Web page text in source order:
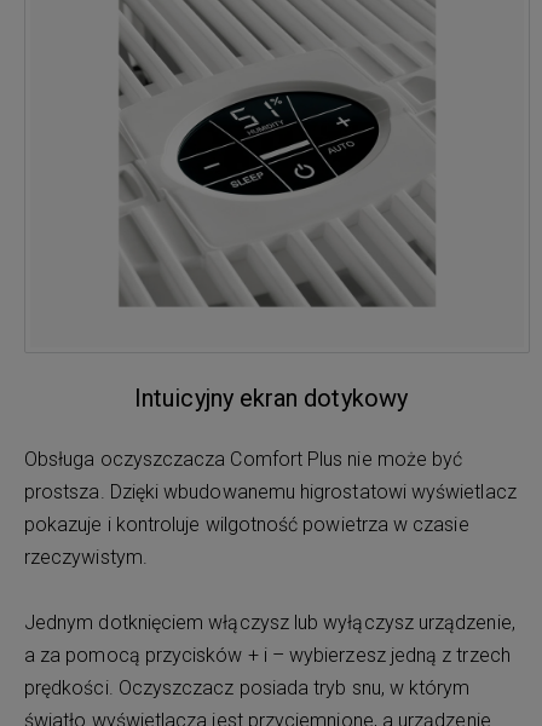
Intuicyjny ekran dotykowy
Obsługa oczyszczacza Comfort Plus nie może być
prostsza. Dzięki wbudowanemu higrostatowi wyświetlacz
pokazuje i kontroluje wilgotność powietrza w czasie
rzeczywistym.
Jednym dotknięciem włączysz lub wyłączysz urządzenie,
a za pomocą przycisków + i – wybierzesz jedną z trzech
prędkości. Oczyszczacz posiada tryb snu, w którym
światło wyświetlacza jest przyciemnione, a urządzenie